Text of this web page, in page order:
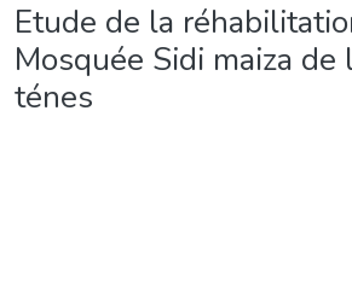
Etude de la
Mosquée Sidi maiza de
ténes